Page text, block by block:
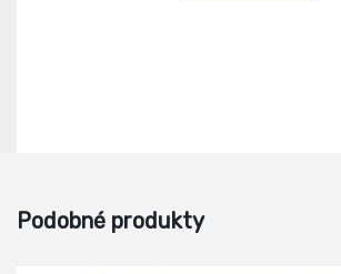
Podobné produkty